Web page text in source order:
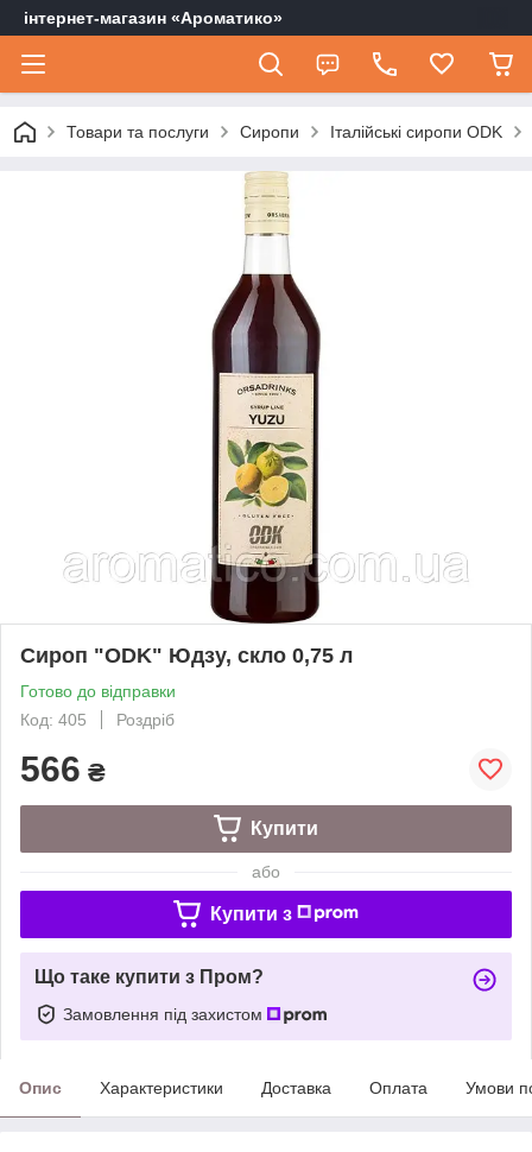
інтернет-магазин «Ароматико»
Товари та послуги Сиропи Італійські сиропи ODK
Сироп "ODK" Юдзу, скло 0,75 л
Готово до відправки
Код: 405
Роздріб
566 ₴
Купити
або
Купити з
Що таке купити з Пром?
Замовлення під захистом
Опис Характеристики Доставка Оплата Умови